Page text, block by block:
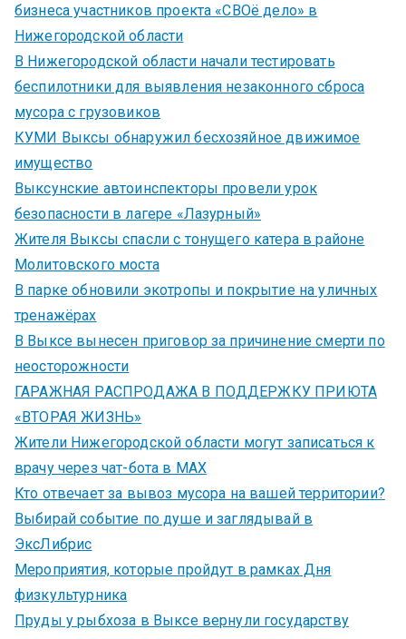
бизнеса участников проекта «СВОё дело» в
Нижегородской области
В Нижегородской области начали тестировать
беспилотники для выявления незаконного сброса
мусора с грузовиков
КУМИ Выксы обнаружил бесхозяйное движимое
имущество
Выксунские автоинспекторы провели урок
безопасности в лагере «Лазурный»
Жителя Выксы спасли с тонущего катера в районе
Молитовского моста
В парке обновили экотропы и покрытие на уличных
тренажёрах
В Выксе вынесен приговор за причинение смерти по
неосторожности
ГАРАЖНАЯ РАСПРОДАЖА В ПОДДЕРЖКУ ПРИЮТА
«ВТОРАЯ ЖИЗНЬ»
Жители Нижегородской области могут записаться к
врачу через чат-бота в MAX
Кто отвечает за вывоз мусора на вашей территории?
Выбирай событие по душе и заглядывай в
ЭксЛибрис
Мероприятия, которые пройдут в рамках Дня
физкультурника
Пруды у рыбхоза в Выксе вернули государству